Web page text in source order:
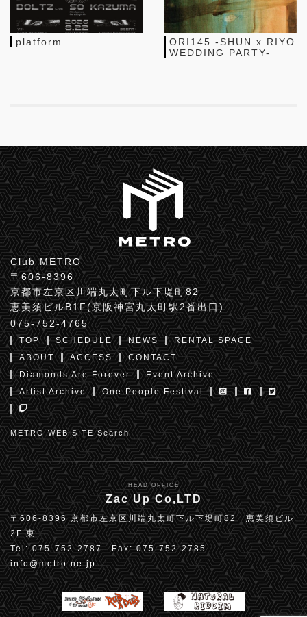
platform
ORI145 -SHUN x RIYO
WEDDING PARTY-
Club METRO
〒606-8396
京都市左京区川端丸太町下ル下堤町82
恵美須ビルB1F(京阪神宮丸太町駅2番出口)
075-752-4765
TOP SCHEDULE NEWS
RENTAL SPACE
ABOUT
ACCESS
CONTACT
Diamonds Are Forever
Event Archive
Artist Archive
One People Festival
METRO WEB SITE Search
HEAD OFFICE
Zac Up Co,LTD
〒606-8396 京都市左京区川端丸太町下ル下堤町82 恵美須ビル
2F 東
Tel: 075-752-2787 Fax: 075-752-2785
info@metro.ne.jp